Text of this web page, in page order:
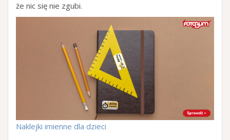
że nic się nie zgubi.
Naklejki imienne dla dzieci